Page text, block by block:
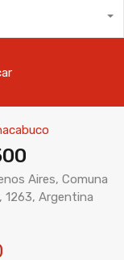
Aires, Comuna
1263, Argentina